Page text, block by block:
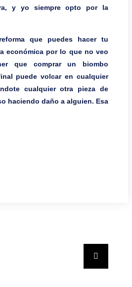
y yo siempre opto por la
que puedes hacer tu
económica por lo que no veo
que comprar un biombo
puede volcar en cualquier
cualquier otra pieza de
haciendo daño a alguien. Esa